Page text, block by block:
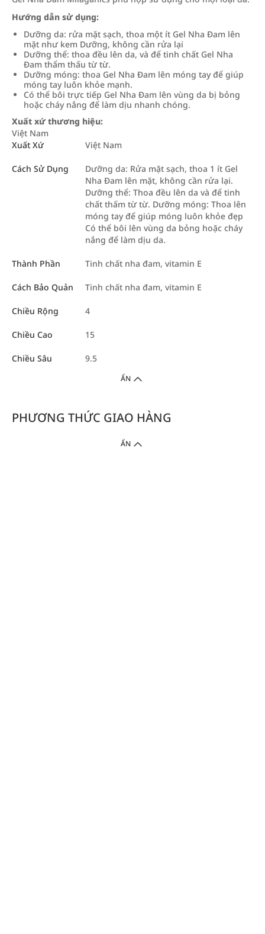
Hướng dẫn sử dụng:
Dưỡng da: rửa mặt sạch, thoa một ít Gel Nha Đam lên
mặt như kem Dưỡng, không cần rửa lại
Dưỡng thể: thoa đều lên da, và để tinh chất Gel Nha
Đam thẩm thấu từ từ.
Dưỡng móng: thoa Gel Nha Đam lên móng tay để giúp
móng tay luôn khỏe mạnh.
Có thể bôi trực tiếp Gel Nha Đam lên vùng da bị bỏng
hoặc cháy nắng để làm dịu nhanh chóng.
Xuất xứ thương hiệu:
Việt Nam
Xuất Xứ
Việt Nam
Cách Sử Dụng
Dưỡng da: Rửa mặt sạch, thoa 1 ít Gel
Nha Đam lên mặt, không cần rửa lại.
Dưỡng thể: Thoa đều lên da và để tinh
chất thấm từ từ. Dưỡng móng: Thoa lên
móng tay để giúp móng luôn khỏe đẹp
Có thể bôi lên vùng da bỏng hoặc cháy
nắng để làm dịu da.
Thành Phần Tinh chất nha đam, vitamin E
Cách Bảo Quản Tinh chất nha đam, vitamin E
Chiều Rộng 4
Chiều Cao 15
Chiều Sâu 9.5
ẨN
PHƯƠNG THỨC GIAO HÀNG
ẨN